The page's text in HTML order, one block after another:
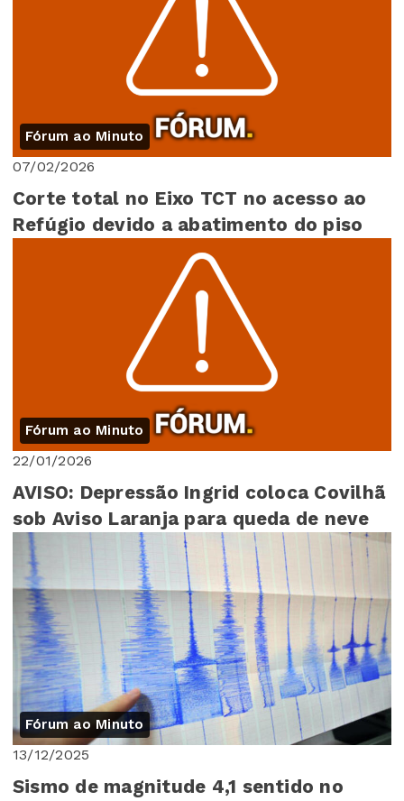
Fórum ao Minuto
07/02/2026
Corte total no Eixo TCT no acesso ao
Refúgio devido a abatimento do piso
Fórum ao Minuto
22/01/2026
AVISO: Depressão Ingrid coloca Covilhã
sob Aviso Laranja para queda de neve
Fórum ao Minuto
13/12/2025
Sismo de magnitude 4,1 sentido no